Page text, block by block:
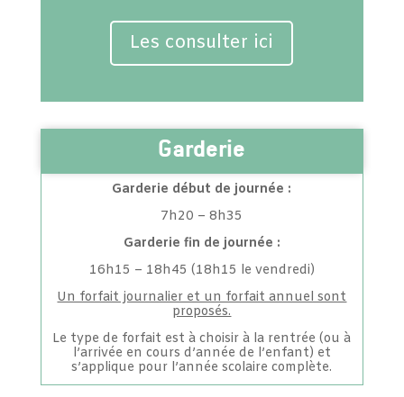
Les consulter ici
Garderie
Garderie début de journée :
7h20 – 8h35
Garderie fin de journée :
16h15 – 18h45 (18h15 le vendredi)
Un forfait journalier et un forfait annuel sont
proposés.
Le type de forfait est à choisir à la rentrée (ou à
l’arrivée en cours d’année de l’enfant) et
s’applique pour l’année scolaire complète.